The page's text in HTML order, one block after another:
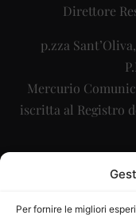
Per fornire le migliori
Direttore
p.zza
Mercurio
iscritta al Registro